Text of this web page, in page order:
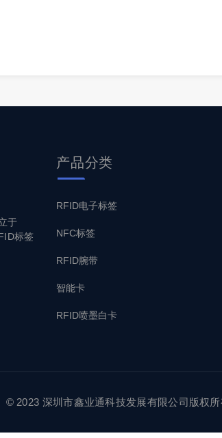
于
标签
产品分类
RFID电子标签
NFC标签
RFID腕带
智能卡
RFID喷墨白卡
© 2023 深圳市鑫业通科技发展有限公司版权